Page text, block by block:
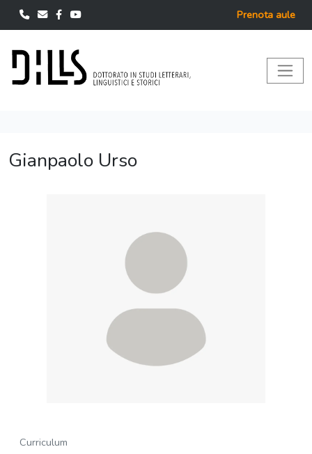
Prenota aule
Gianpaolo Urso
Curriculum